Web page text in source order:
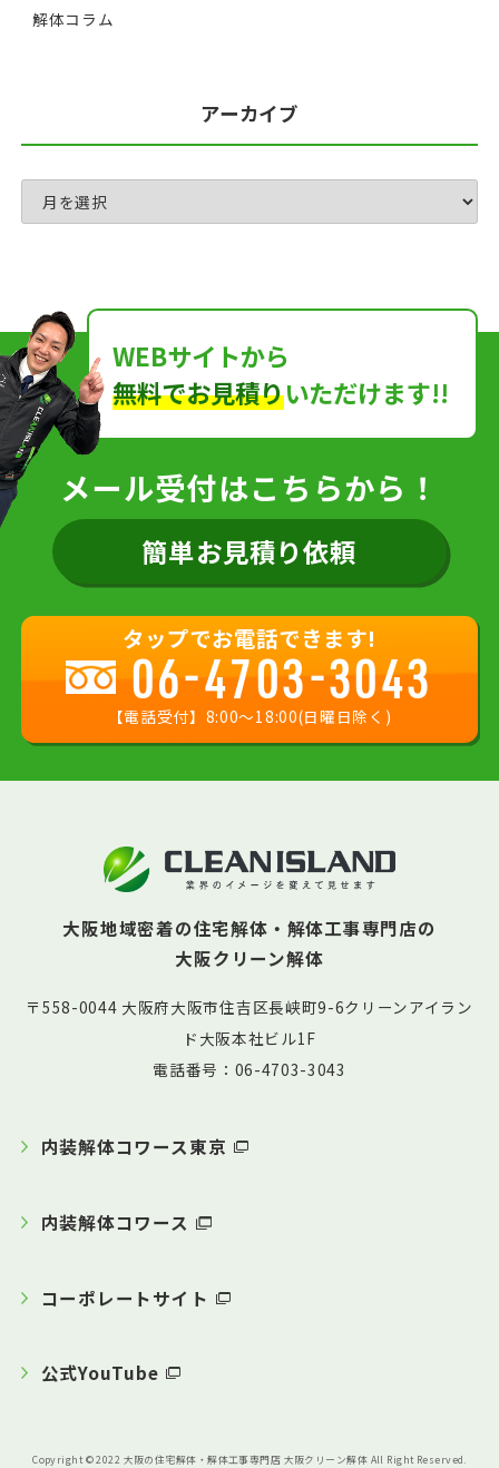
解体コラム
アーカイブ
WEBサイトから
無料でお見積りいただけます!!
メール受付はこちらから！
簡単お見積り依頼
タップでお電話できます!
06-4703-3043
【電話受付】8:00〜18:00(日曜日除く)
大阪地域密着の住宅解体・解体工事専門店の
大阪クリーン解体
〒558-0044 大阪府大阪市住吉区長峡町9-6クリーンアイラン
ド大阪本社ビル1F
電話番号：06-4703-3043
内装解体コワース東京
内装解体コワース
コーポレートサイト
公式YouTube
Copyright © 2022 大阪の住宅解体・解体工事専門店 大阪クリーン解体 All Right Reserved.